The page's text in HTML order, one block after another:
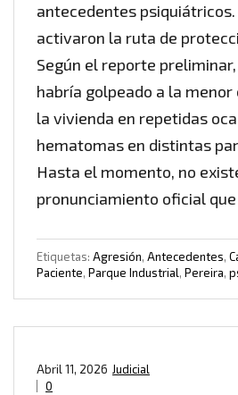
antecedentes
activaron la ruta de
Según el reporte
habría golpeado a la
la vivienda en repetidas
hematomas en distintas
Hasta el momento, no
pronunciamiento oficial
Etiquetas: Agresión, Antecedentes,
Paciente, Parque Industrial, Pereira,
Judicial
Abril 11, 2026
0